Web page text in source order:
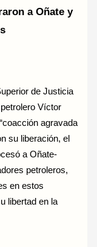
a Oñate y
de Justicia
Víctor
agravada
su liberación, el
a Oñate-
petroleros,
en estos
libertad en la